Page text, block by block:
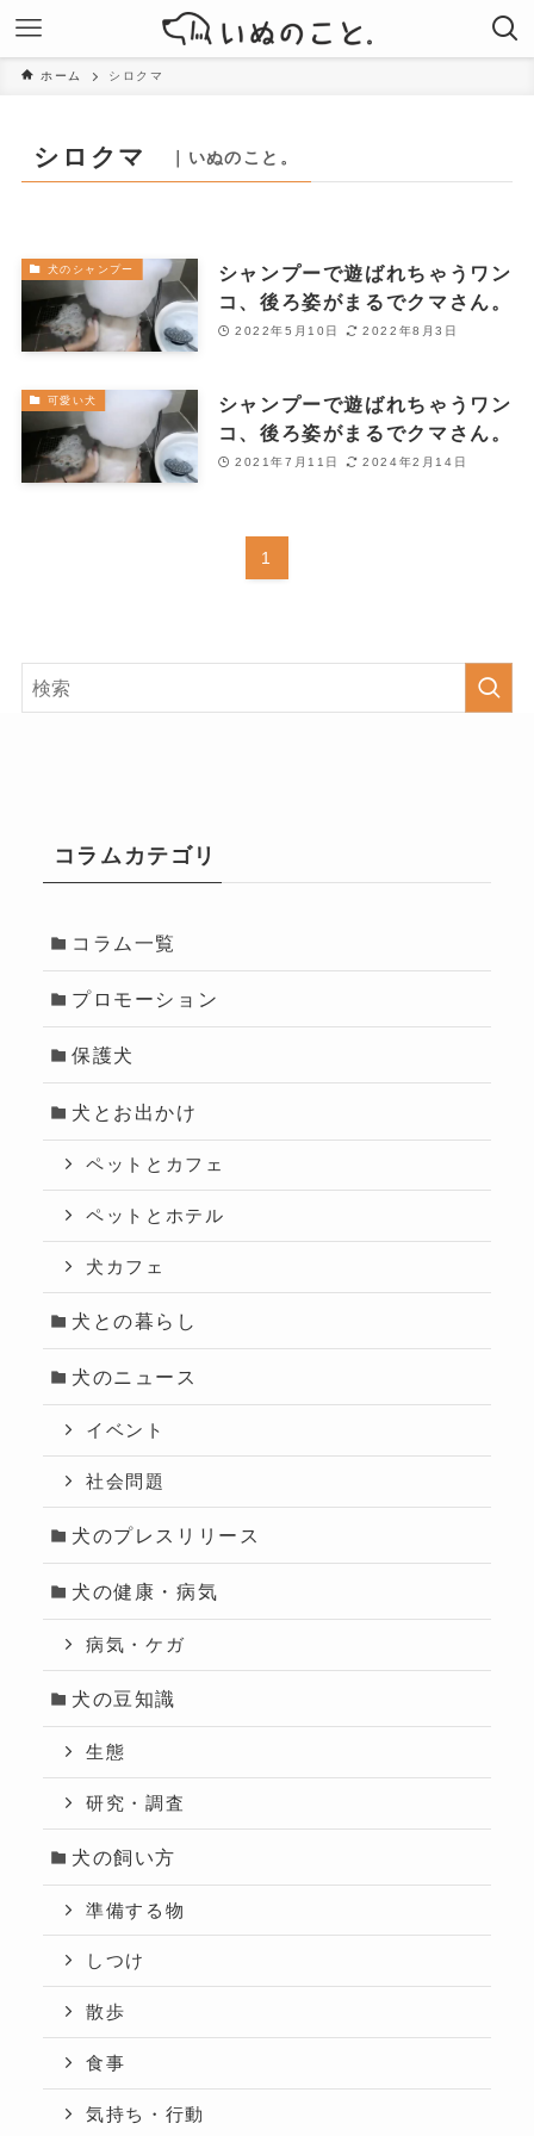
ホーム シロクマ
シロクマ ｜いぬのこと。
犬のシャンプー
シャンプーで遊ばれちゃうワン
コ、後ろ姿がまるでクマさん。
2022年5月10日 2022年8月3日
可愛い犬
シャンプーで遊ばれちゃうワン
コ、後ろ姿がまるでクマさん。
2021年7月11日 2024年2月14日
1
コラムカテゴリ
コラム一覧
プロモーション
保護犬
犬とお出かけ
ペットとカフェ
ペットとホテル
犬カフェ
犬との暮らし
犬のニュース
イベント
社会問題
犬のプレスリリース
犬の健康・病気
病気・ケガ
犬の豆知識
生態
研究・調査
犬の飼い方
準備する物
しつけ
散歩
食事
気持ち・行動